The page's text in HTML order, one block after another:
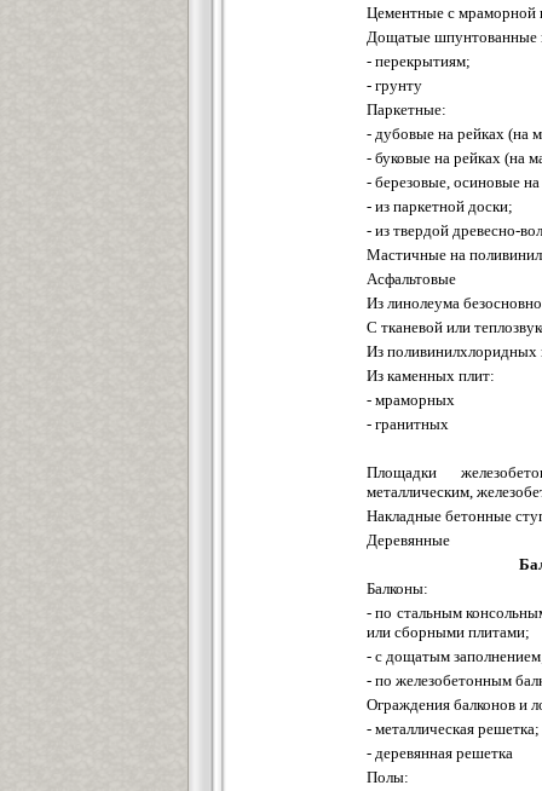
Цементные с мраморной
Дощатые шпунтованные
- перекрытиям;
- грунту
Паркетные:
- дубовые на рейках (на
- буковые на рейках (на
- березовые, осиновые
- из паркетной доски;
- из твердой древесно-
Мастичные на
Асфальтовые
Из линолеума
С тканевой или
Из поливинилхлоридных
Из каменных плит:
- мраморных
- гранитных
Площадки
металлическим,
Накладные бетонные
Деревянные
Балконы:
- по стальным
или сборными плитами;
- с дощатым
- по железобетонным
Ограждения балконов и
- металлическая решетка;
- деревянная решетка
Полы: